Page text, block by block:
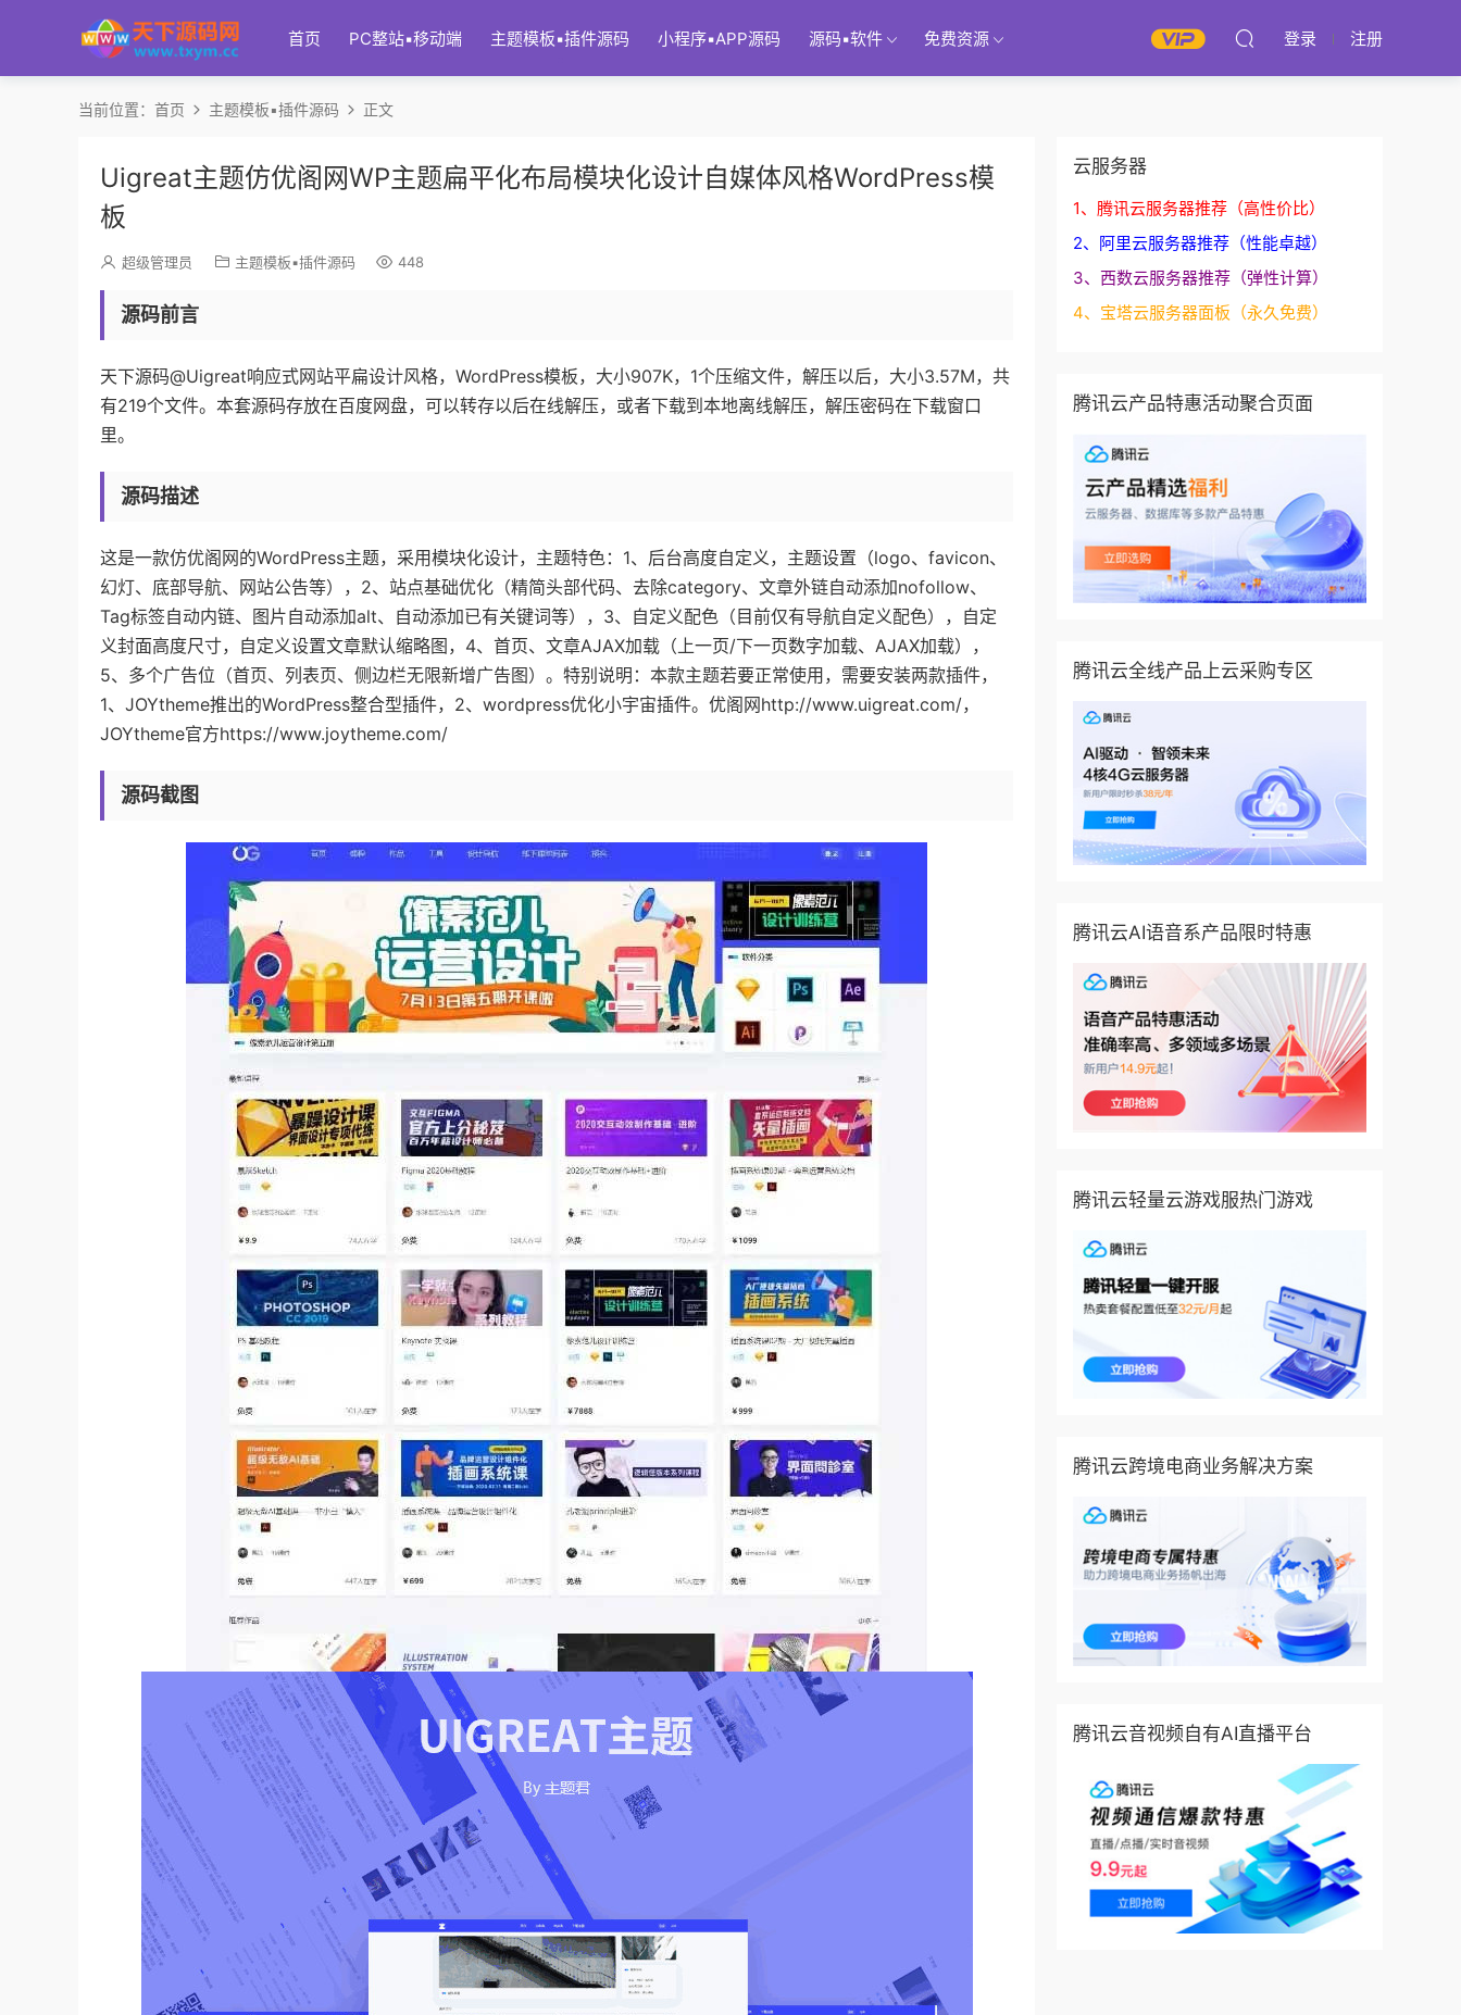
首页 PC整站▪移动端 主题模板▪插件源码 小程序▪APP源码 源码▪软件 免费资源 登录 注册
当前位置： 首页 主题模板▪插件源码 正文
Uigreat主题仿优阁网WP主题扁平化布局模块化设计自媒体风格WordPress模
板
超级管理员 主题模板▪插件源码 448
源码前言
天下源码@Uigreat响应式网站平扁设计风格，WordPress模板，大小907K，1个压缩文件，解压以后，大小3.57M，共
有219个文件。本套源码存放在百度网盘，可以转存以后在线解压，或者下载到本地离线解压，解压密码在下载窗口
里。
源码描述
这是一款仿优阁网的WordPress主题，采用模块化设计，主题特色：1、后台高度自定义，主题设置（logo、favicon、
幻灯、底部导航、网站公告等），2、站点基础优化（精简头部代码、去除category、文章外链自动添加nofollow、
Tag标签自动内链、图片自动添加alt、自动添加已有关键词等），3、自定义配色（目前仅有导航自定义配色），自定
义封面高度尺寸，自定义设置文章默认缩略图，4、首页、文章AJAX加载（上一页/下一页数字加载、AJAX加载），
5、多个广告位（首页、列表页、侧边栏无限新增广告图）。特别说明：本款主题若要正常使用，需要安装两款插件，
1、JOYtheme推出的WordPress整合型插件，2、wordpress优化小宇宙插件。优阁网http://www.uigreat.com/，
JOYtheme官方https://www.joytheme.com/
源码截图
云服务器
1、腾讯云服务器推荐（高性价比）
2、阿里云服务器推荐（性能卓越）
3、西数云服务器推荐（弹性计算）
4、宝塔云服务器面板（永久免费）
腾讯云产品特惠活动聚合页面
腾讯云全线产品上云采购专区
腾讯云AI语音系产品限时特惠
腾讯云轻量云游戏服热门游戏
腾讯云跨境电商业务解决方案
腾讯云音视频自有AI直播平台